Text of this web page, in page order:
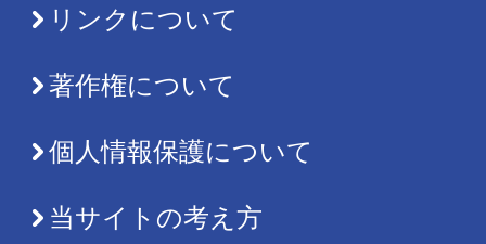
リンクについて
著作権について
個人情報保護について
当サイトの考え方